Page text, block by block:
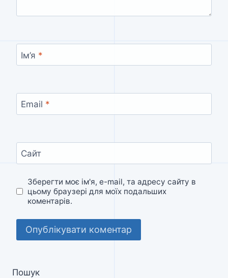
Ім’я *
Email *
Сайт
Зберегти моє ім'я, e-mail, та адресу сайту в
цьому браузері для моїх подальших
коментарів.
Пошук